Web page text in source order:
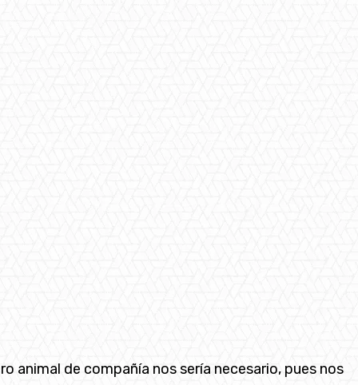
animal de compañía nos sería necesario, pues nos